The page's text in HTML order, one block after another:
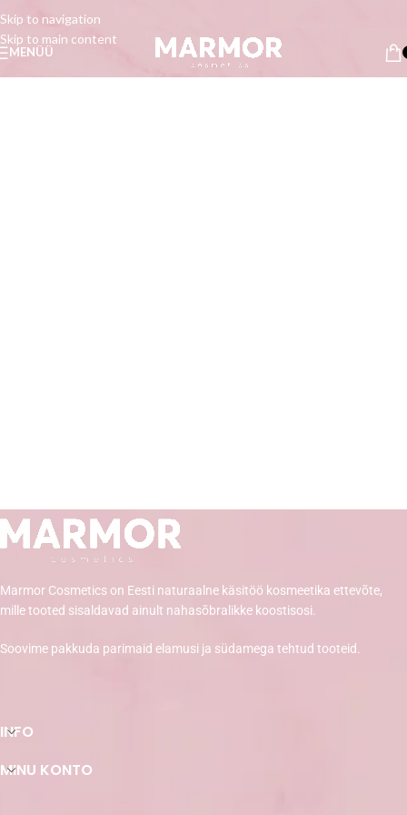
Skip to navigation
Skip to main content
MENÜÜ
Marmor Cosmetics on Eesti naturaalne käsitöö kosmeetika ettevõte,
mille tooted sisaldavad ainult nahasõbralikke koostisosi.
Soovime pakkuda parimaid elamusi ja südamega tehtud tooteid.
INFO
MINU KONTO